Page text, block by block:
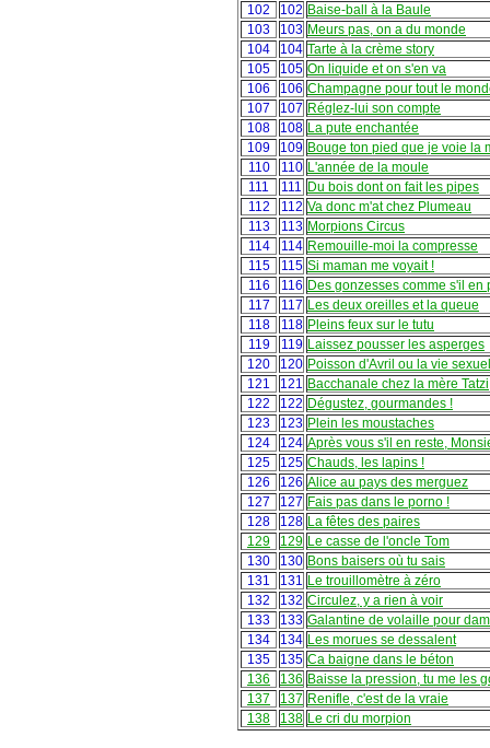
102
102 Baise-ball à la Baule
103
103 Meurs pas, on a du monde
104
104 Tarte à la crème story
105
105 On liquide et on s'en va
106
106 Champagne pour tout le
107
107 Réglez-lui son compte
108
108 La pute enchantée
109
109 Bouge ton pied que je voie la
110
110 L'année de la moule
111
111 Du bois dont on fait les pipes
112
112 Va donc m'at chez Plumeau
113
113 Morpions Circus
114
114 Remouille-moi la compresse
115
115 Si maman me voyait !
116
116 Des gonzesses comme s'il en
117
117 Les deux oreilles et la queue
118
118 Pleins feux sur le tutu
119
119 Laissez pousser les asperges
120
120 Poisson d'Avril ou la vie
121
121 Bacchanale chez la mère Tatzi
122
122 Dégustez, gourmandes !
123
123 Plein les moustaches
124
124 Après vous s'il en reste,
125
125 Chauds, les lapins !
126
126 Alice au pays des merguez
127
127 Fais pas dans le porno !
128
128 La fêtes des paires
129
129 Le casse de l'oncle Tom
130
130 Bons baisers où tu sais
131
131 Le trouillomètre à zéro
132
132 Circulez, y a rien à voir
133
133 Galantine de volaille pour
134
134 Les morues se dessalent
135
135 Ca baigne dans le béton
136
136 Baisse la pression, tu me les
137
137 Renifle, c'est de la vraie
138
138 Le cri du morpion